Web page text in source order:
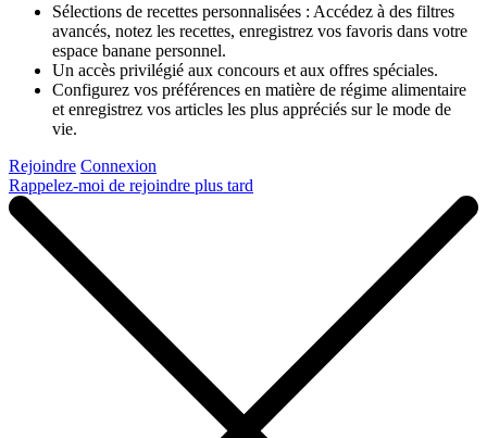
Sélections de recettes personnalisées : Accédez à des filtres
avancés, notez les recettes, enregistrez vos favoris dans votre
espace banane personnel.
Un accès privilégié aux concours et aux offres spéciales.
Configurez vos préférences en matière de régime alimentaire
et enregistrez vos articles les plus appréciés sur le mode de
vie.
Rejoindre Connexion
Rappelez-moi de rejoindre plus tard